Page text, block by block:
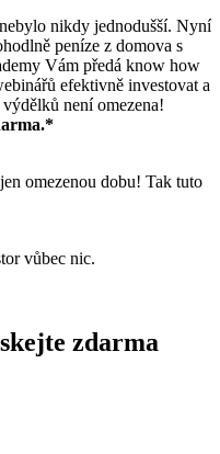
nikdy jednodušší. Nyní
peníze z domova s
Vám předá know how
efektivně investovat a
není omezena!
omezenou dobu! Tak tuto
vůbec nic.
zdarma